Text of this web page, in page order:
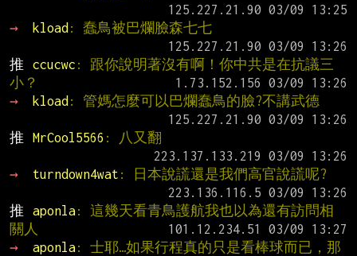
→
kload : 蠢鳥被巴爛臉森七七
推
ccucwc : 跟你說明著沒有啊！你中共是在抗議三
小？
→
kload : 管媽怎麼可以巴爛蠢鳥的臉?不講武德
推
MrCool5566 : 八又翻
→
turndown4wat : 日本說謊還是我們高官說謊呢?
推
aponla: 這幾天看青鳥護航我也以為還有訪問相
關人
→
aponla: 士耶…如果行程真的只是看棒球而已，那